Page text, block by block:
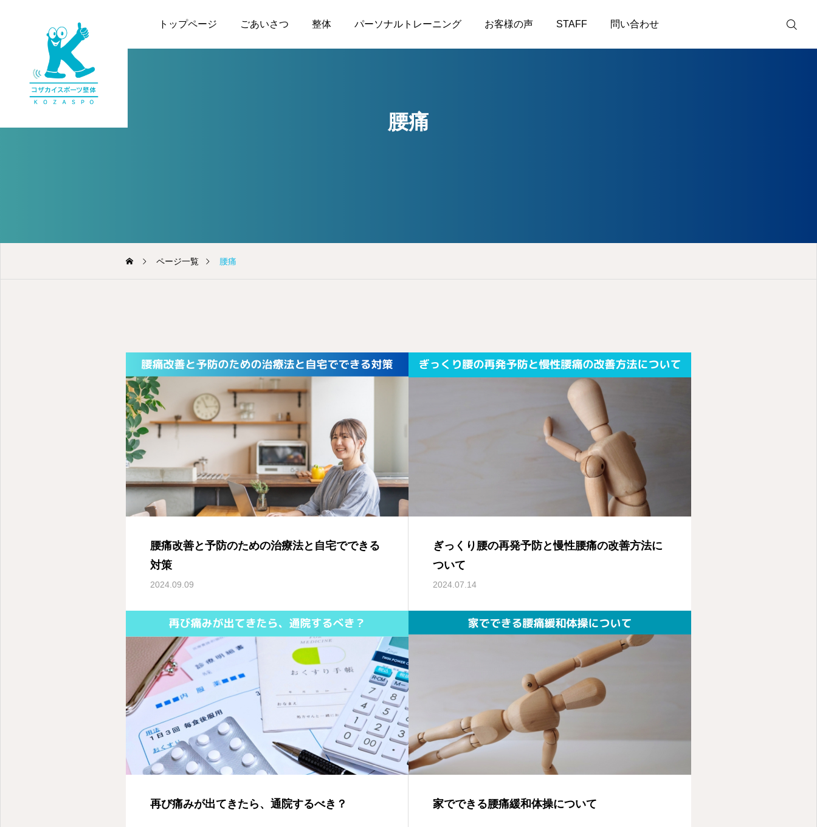
トップページ ごあいさつ 整体 パーソナルトレーニング お客様の声 STAFF 問い合わせ
腰痛
ページ一覧 腰痛
腰痛改善と予防のための治療法と自宅でできる
対策
2024.09.09
ぎっくり腰の再発予防と慢性腰痛の改善方法に
ついて
2024.07.14
再び痛みが出てきたら、通院するべき？ 家でできる腰痛緩和体操について